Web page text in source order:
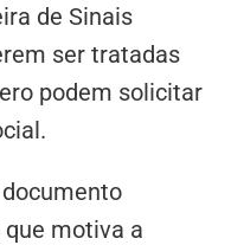
de Sinais
ser tratadas
podem solicitar
motiva a